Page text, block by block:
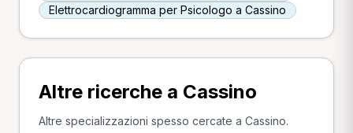
Elettrocardiogramma per Psicologo a Cassino
Altre ricerche a Cassino
Altre specializzazioni spesso cercate a Cassino.